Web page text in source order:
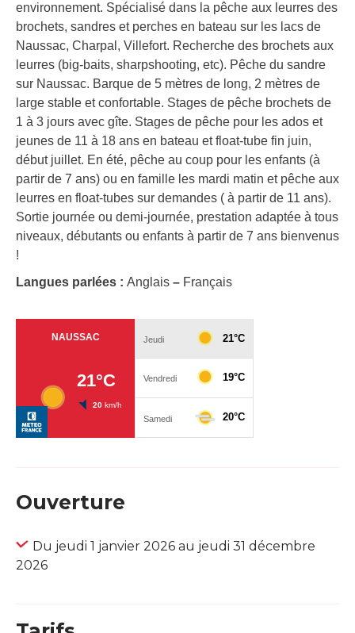
environnement. Spécialisé dans la pêche aux leurres des
brochets, sandres et perches en bateau sur les lacs de
Naussac, Charpal, Villefort. Recherche des brochets aux
leurres (big-baits, sharpshooting, etc). Pêche du sandre
sur Naussac. Barque de 5 mètres de long, 2 mètres de
large stable et confortable. Stages de pêche brochets de
1 à 3 jours avec gîte. Stages de pêche pour les ados et
jeunes de 11 à 18 ans en bateau et float-tube fin juin,
début juillet. En été, pêche au coup pour les enfants (à
partir de 7 ans) ou en famille les mardi matin et pêche aux
leurres en float-tubes sur demandes ( à partir de 11 ans).
Sortie journée ou demi-journée, prestation adaptée à tous
niveaux, débutants ou enfants à partir de 7 ans bienvenus
!
Langues parlées : Anglais – Français
Ouverture
Du jeudi 1 janvier 2026 au jeudi 31 décembre
2026